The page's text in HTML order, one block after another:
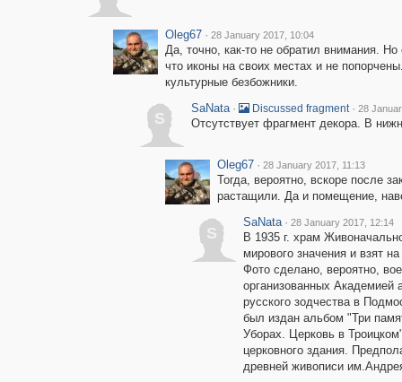
Oleg67 · 28 January 2017, 10:04
Да, точно, как-то не обратил внимания. Но
что иконы на своих местах и не
культурные безбожники.
S
SaNata · Discussed fragment · 28
Отсутствует фрагмент декора. В
Oleg67 · 28 January 2017, 11:13
Тогда, вероятно, вскоре после
растащили. Да и помещение,
S
SaNata · 28 January 2017, 12:14
В 1935 г. храм
мирового значения и взят
Фото сделано, вероятно,
организованных Академией
русского зодчества в
был издан альбом "Три
Уборах. Церковь в
церковного здания.
древней живописи